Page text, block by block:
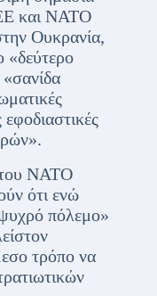
και ΝΑΤΟ
Ουκρανία,
«δεύτερο
του ΝΑΤΟ
ότι ενώ
πόλεμο»
τρόπο να